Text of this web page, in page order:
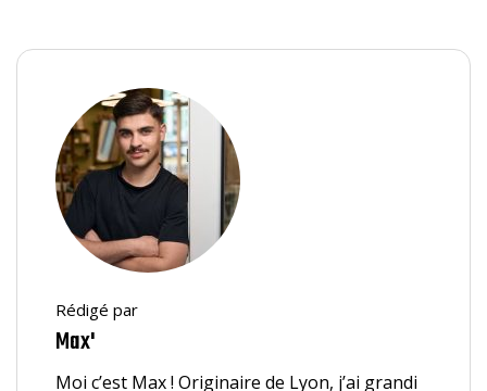
Rédigé par
Max'
Moi c’est Max ! Originaire de Lyon, j’ai grandi